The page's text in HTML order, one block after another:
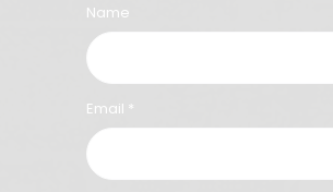
Name
Email *